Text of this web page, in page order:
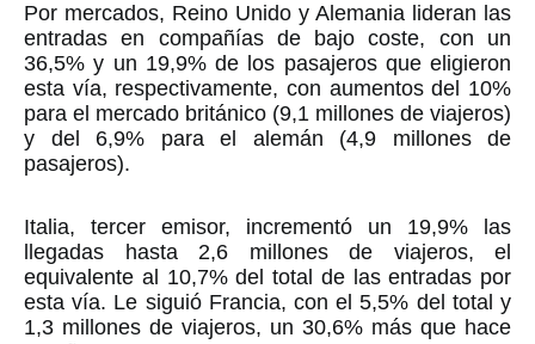
Por mercados, Reino Unido y Alemania lideran las
entradas en compañías de bajo coste, con un
36,5% y un 19,9% de los pasajeros que eligieron
esta vía, respectivamente, con aumentos del 10%
para el mercado británico (9,1 millones de viajeros)
y del 6,9% para el alemán (4,9 millones de
pasajeros).
Italia, tercer emisor, incrementó un 19,9% las
llegadas hasta 2,6 millones de viajeros, el
equivalente al 10,7% del total de las entradas por
esta vía. Le siguió Francia, con el 5,5% del total y
1,3 millones de viajeros, un 30,6% más que hace